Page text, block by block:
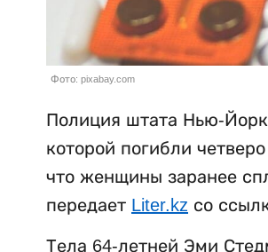
Фото: pixabay.com
Полиция штата Нью-Йорк
которой погибли
что женщины заранее
передает Liter.kz со
Тела 64-летней Эми